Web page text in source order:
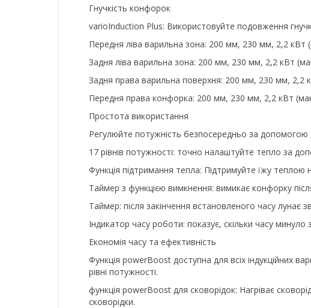
Гнучкість конфорок
varioInduction Plus: Використовуйте подовження
Передня ліва варильна зона: 200 мм, 230 мм, 2,2 кВт
Задня ліва варильна зона: 200 мм, 230 мм, 2,2 кВт
Задня права варильна поверхня: 200 мм, 230 мм, 2,2
Передня права конфорка: 200 мм, 230 мм, 2,2 кВт
Простота використання
Регулюйте потужність безпосередньо за допомогою
17 рівнів потужності: точно налаштуйте тепло за
Функція підтримання тепла: Підтримуйте їжу
Таймер з функцією вимкнення: вимикає конфорку
Таймер: після закінчення встановленого часу лунає
Індикатор часу роботи: показує, скільки часу
Економія часу та ефективність
Функція powerBoost доступна для всіх індукційних
рівні потужності.
функція powerBoost для сковорідок: Нагріває
сковорідки.